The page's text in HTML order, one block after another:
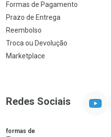
Formas de Pagamento
Prazo de Entrega
Reembolso
Troca ou Devolução
Marketplace
Redes Sociais
formas de